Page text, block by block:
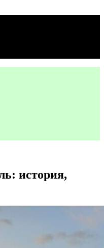
история,